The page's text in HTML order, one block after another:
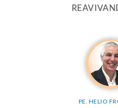
PE. HELIO